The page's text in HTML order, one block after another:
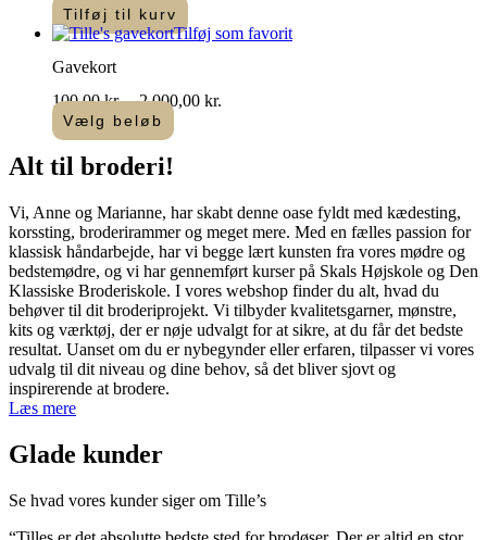
Tilføj til kurv
Tilføj som favorit
Gavekort
100,00kr. – 2.000,00 kr.
Vælg beløb
Dette
vare
har
varianter.
Mulighederne
kan
vælges
på
varesiden
Alt til broderi!​
Vi, Anne og Marianne, har skabt denne oase fyldt med kædesting,
korssting, broderirammer og meget mere. Med en fælles passion for
klassisk håndarbejde, har vi begge lært kunsten fra vores mødre og
bedstemødre, og vi har gennemført kurser på Skals Højskole og Den
Klassiske Broderiskole. I vores webshop finder du alt, hvad du
behøver til dit broderiprojekt. Vi tilbyder kvalitetsgarner, mønstre,
kits og værktøj, der er nøje udvalgt for at sikre, at du får det bedste
resultat. Uanset om du er nybegynder eller erfaren, tilpasser vi vores
udvalg til dit niveau og dine behov, så det bliver sjovt og
inspirerende at brodere.
Læs mere
Glade kunder
Se hvad vores kunder siger om Tille’s